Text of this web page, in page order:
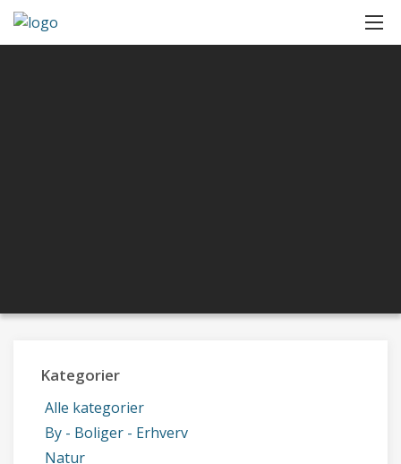
Kategorier
Alle kategorier
By - Boliger - Erhverv
Natur